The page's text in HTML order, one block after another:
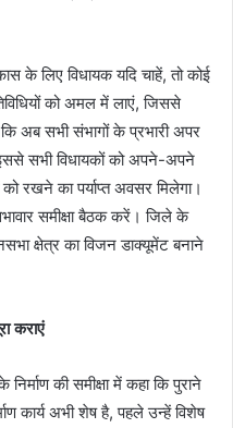
के लिए विधायक यदि चाहें, तो कोई
को अमल में लाएं, जिससे
अब सभी संभागों के प्रभारी अपर
सभी विधायकों को अपने-अपने
रखने का पर्याप्त अवसर मिलेगा।
समीक्षा बैठक करें। जिले के
क्षेत्र का विजन डाक्यूमेंट बनाने
कराएं
की समीक्षा में कहा कि पुराने
कार्य अभी शेष है, पहले उन्हें विशेष